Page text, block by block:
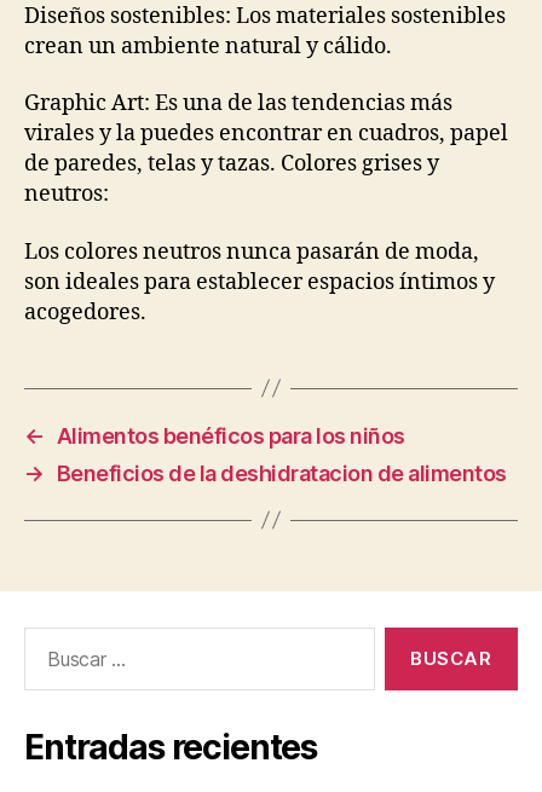
Diseños sostenibles: Los materiales sostenibles
crean un ambiente natural y cálido.
Graphic Art: Es una de las tendencias más
virales y la puedes encontrar en cuadros, papel
de paredes, telas y tazas. Colores grises y
neutros:
Los colores neutros nunca pasarán de moda,
son ideales para establecer espacios íntimos y
acogedores.
←
Alimentos benéficos para los niños
→
Beneficios de la deshidratacion de alimentos
Entradas recientes